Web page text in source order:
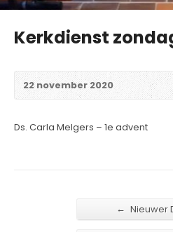
Kerkdienst
22 november 2020
Ds. Carla Melgers – 1e advent
← Nieuwer